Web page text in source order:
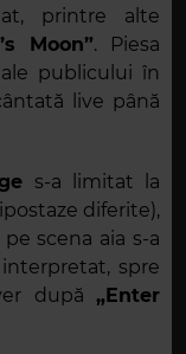
printre alte
s Moon”. Piesa
publicului în
live până
s-a limitat la
diferite),
scena aia s-a
spre
după „Enter